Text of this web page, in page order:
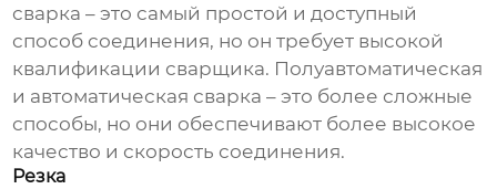
сварка – это самый простой и доступный
способ соединения, но он требует высокой
квалификации сварщика. Полуавтоматическая
и автоматическая сварка – это более сложные
способы, но они обеспечивают более высокое
качество и скорость соединения.
Резка